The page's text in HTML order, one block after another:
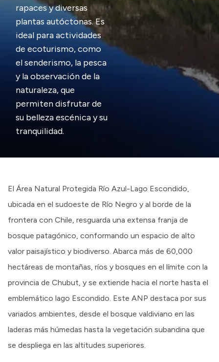
rapaces y diversas
plantas autóctonas. Es
ideal para actividades
de ecoturismo, como
el senderismo, la pesca
y la observación de la
naturaleza, que
permiten disfrutar de
su belleza escénica y su
tranquilidad.
El Área Natural Protegida Río Azul-Lago Escondido,
ubicada en el sudoeste de Río Negro y al borde de la
frontera con Chile, resguarda una extensa franja de
bosque patagónico, conformando un espacio de alto
valor paisajístico y biodiverso. Abarca más de 60,000
hectáreas de montañas, ríos y bosques en el límite con la
provincia de Chubut, y se extiende hacia el norte hasta el
emblemático lago Escondido. Este ANP destaca por sus
variados ambientes, desde el bosque valdiviano en las
laderas más húmedas hasta la vegetación subandina que
se despliega en las altitudes superiores.